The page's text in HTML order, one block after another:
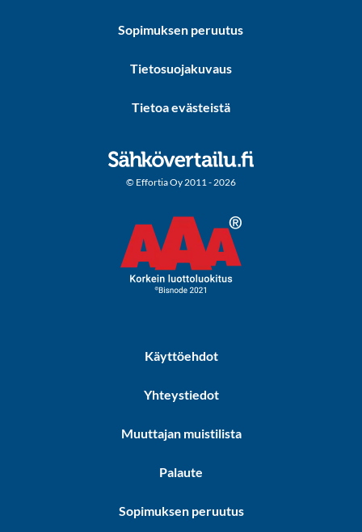
Sopimuksen peruutus
Tietosuojakuvaus
Tietoa evästeistä
© Effortia Oy 2011 - 2026
Käyttöehdot
Yhteystiedot
Muuttajan muistilista
Palaute
Sopimuksen peruutus